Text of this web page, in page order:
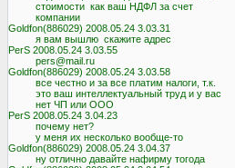
          стоимости  как ваш НДФЛ за счет
          компании
Goldfon(886029) 2008.05.24 3.03.31
          я вам вышлю  скажите адрес
PerS 2008.05.24 3.03.55
          pers@mail.ru
Goldfon(886029) 2008.05.24 3.03.58
          все честно и за все платим налоги, т.к.
          это ваш интеллектуальный труд и у вас
          нет ЧП или ООО
PerS 2008.05.24 3.04.23
          почему нет?
          у меня их несколько вообще-то
Goldfon(886029) 2008.05.24 3.04.37
          ну отлично давайте нафирму тогода